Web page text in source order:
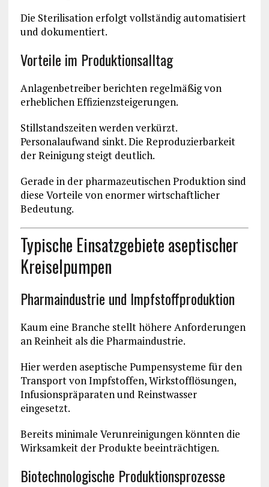
Die Sterilisation erfolgt vollständig automatisiert
und dokumentiert.
Vorteile im Produktionsalltag
Anlagenbetreiber berichten regelmäßig von
erheblichen Effizienzsteigerungen.
Stillstandszeiten werden verkürzt.
Personalaufwand sinkt. Die Reproduzierbarkeit
der Reinigung steigt deutlich.
Gerade in der pharmazeutischen Produktion sind
diese Vorteile von enormer wirtschaftlicher
Bedeutung.
Typische Einsatzgebiete aseptischer
Kreiselpumpen
Pharmaindustrie und Impfstoffproduktion
Kaum eine Branche stellt höhere Anforderungen
an Reinheit als die Pharmaindustrie.
Hier werden aseptische Pumpensysteme für den
Transport von Impfstoffen, Wirkstofflösungen,
Infusionspräparaten und Reinstwasser
eingesetzt.
Bereits minimale Verunreinigungen könnten die
Wirksamkeit der Produkte beeinträchtigen.
Biotechnologische Produktionsprozesse